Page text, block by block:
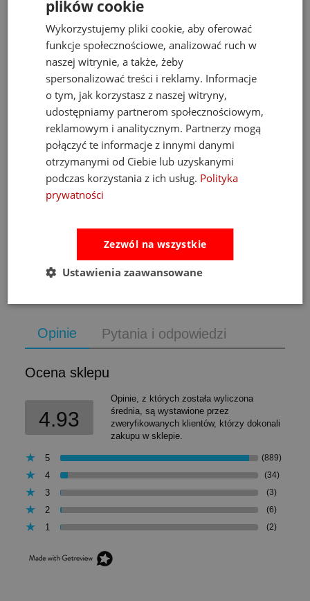
Fat Brain Toys dmuchawa do piłek Air Toobz
Najniższa cena:469,00 zł
Opinie Pytania i odpowiedzi
Ocena sklepu
4.93
Opinie, z których została wyliczona
średnia, są wystawione przez
zweryfikowanych klientów, którzy dokonali
zakupu w sklepie.
5 (889)
4 (34)
3 (3)
2 (6)
1 (2)
plików cookie
Wykorzystujemy pliki cookie, aby oferować
funkcje społecznościowe, analizować ruch w
naszej witrynie, a także, żeby
spersonalizować treści i reklamy. Informacje
o tym, jak korzystasz z naszej witryny,
udostępniamy partnerom społecznościowym,
reklamowym i analitycznym. Partnerzy mogą
połączyć te informacje z innymi danymi
otrzymanymi od Ciebie lub uzyskanymi
podczas korzystania z ich usług. Polityka
prywatności
Zezwól na wszystkie
Ustawienia zaawansowane